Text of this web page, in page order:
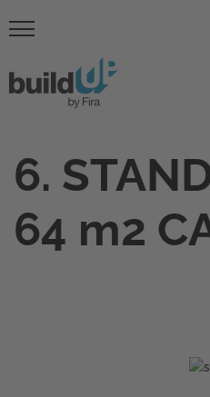
6.
64 m2